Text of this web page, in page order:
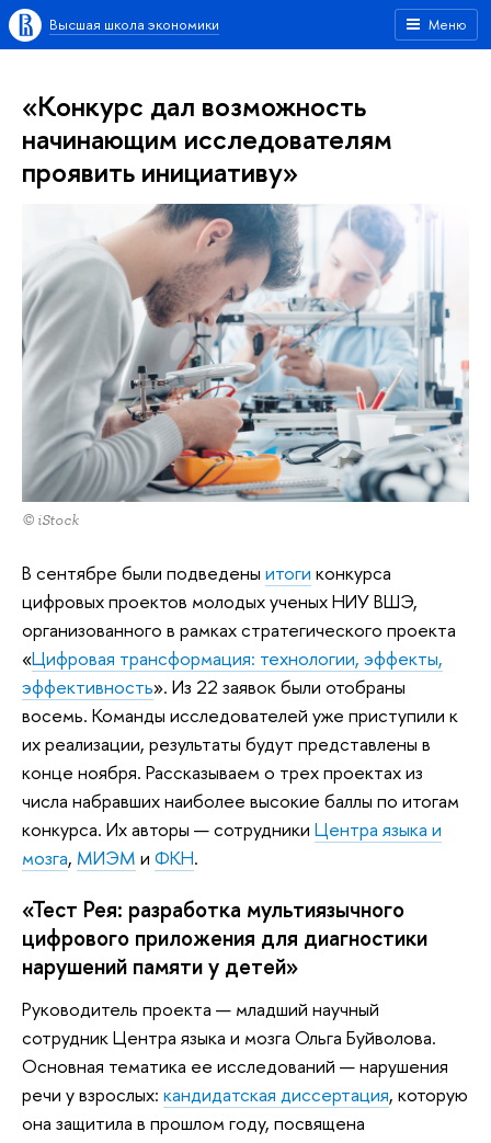
Меню
Высшая школа экономики
«Конкурс дал возможность
начинающим исследователям
проявить инициативу»
© iStock
В сентябре были подведены итоги конкурса
цифровых проектов молодых ученых НИУ ВШЭ,
организованного в рамках стратегического проекта
«Цифровая трансформация: технологии, эффекты,
эффективность». Из 22 заявок были отобраны
восемь. Команды исследователей уже приступили к
их реализации, результаты будут представлены в
конце ноября. Рассказываем о трех проектах из
числа набравших наиболее высокие баллы по итогам
конкурса. Их авторы — сотрудники Центра языка и
мозга, МИЭМ и ФКН.
«Тест Рея: разработка мультиязычного
цифрового приложения для диагностики
нарушений памяти у детей»
Руководитель проекта — младший научный
сотрудник Центра языка и мозга Ольга Буйволова.
Основная тематика ее исследований — нарушения
речи у взрослых: кандидатская диссертация, которую
она защитила в прошлом году, посвящена